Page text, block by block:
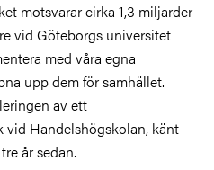
motsvarar cirka 1,3 miljarder
vid Göteborgs universitet
med våra egna
upp dem för samhället.
av ett
vid Handelshögskolan, känt
år sedan.